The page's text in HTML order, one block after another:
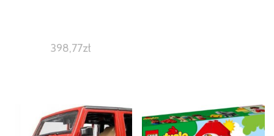
398,77zł